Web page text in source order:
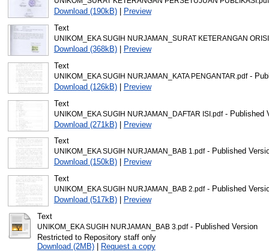
Download (190kB)|
Preview
Text
UNIKOM_EKA SUGIH NURJAMAN_SURAT KETERANGAN
Download (368kB)|
Preview
Text
UNIKOM_EKA SUGIH NURJAMAN_KATA PENGANTAR.pdf-
Download (126kB)|
Preview
Text
UNIKOM_EKA SUGIH NURJAMAN_DAFTAR ISI.pdf- Published
Download (271kB)| Preview
Text
UNIKOM_EKA SUGIH NURJAMAN_BAB 1.pdf- Published
Download (150kB)|
Preview
Text
UNIKOM_EKA SUGIH NURJAMAN_BAB 2.pdf- Published
Download (517kB)|
Preview
Text
UNIKOM_EKA SUGIH NURJAMAN_BAB 3.pdf- Published Version
Restricted to Repository staff only
Download (2MB)|
Request a copy